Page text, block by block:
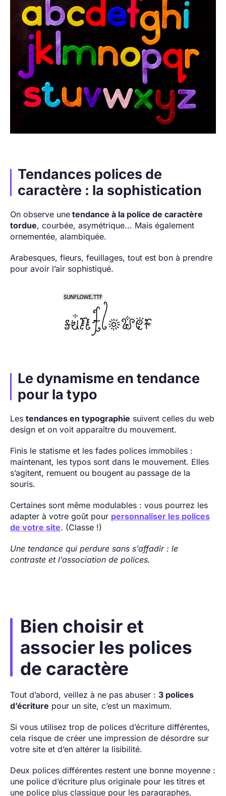
Tendances polices de
caractère : la sophistication
On observe une tendance à la police de caractère
tordue, courbée, asymétrique... Mais également
ornementée, alambiquée.
Arabesques, fleurs, feuillages, tout est bon à prendre
pour avoir l’air sophistiqué.
Le dynamisme en tendance
pour la typo
Les tendances en typographie suivent celles du web
design et on voit apparaître du mouvement.
Finis le statisme et les fades polices immobiles :
maintenant, les typos sont dans le mouvement. Elles
s’agitent, remuent ou bougent au passage de la
souris.
Certaines sont même modulables : vous pourrez les
adapter à votre goût pour personnaliser les polices
de votre site. (Classe !)
Une tendance qui perdure sans s’affadir : le
contraste et l’association de polices.
Bien choisir et
associer les polices
de caractère
Tout d’abord, veillez à ne pas abuser : 3 polices
d’écriture pour un site, c’est un maximum.
Si vous utilisez trop de polices d’écriture différentes,
cela risque de créer une impression de désordre sur
votre site et d’en altérer la lisibilité.
Deux polices différentes restent une bonne moyenne :
une police d’écriture plus originale pour les titres et
une police plus classique pour les paragraphes.